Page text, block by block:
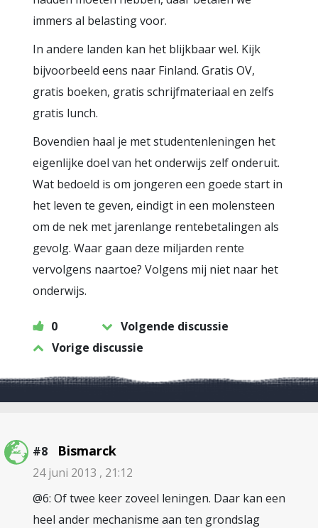
immers al belasting voor.
In andere landen kan het blijkbaar wel. Kijk
bijvoorbeeld eens naar Finland. Gratis OV,
gratis boeken, gratis schrijfmateriaal en zelfs
gratis lunch.
Bovendien haal je met studentenleningen het
eigenlijke doel van het onderwijs zelf onderuit.
Wat bedoeld is om jongeren een goede start in
het leven te geven, eindigt in een molensteen
om de nek met jarenlange rentebetalingen als
gevolg. Waar gaan deze miljarden rente
vervolgens naartoe? Volgens mij niet naar het
onderwijs.
0
Volgende discussie
Vorige discussie
#8 Bismarck
24 juni 2013 , 21:12
@6: Of twee keer zoveel leningen. Daar kan een
heel ander mechanisme aan ten grondslag